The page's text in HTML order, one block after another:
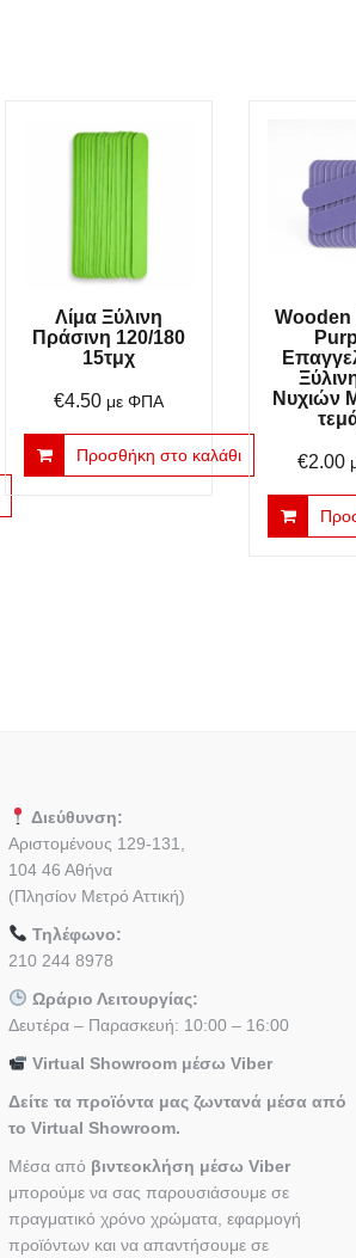
Λίμα Ξύλινη
Πράσινη 120/180
15τμχ
€4.50 με ΦΠΑ
Προσθήκη στο καλάθι
Wooden
Νυχιών
€2.00
Διεύθυνση:
Αριστομένους 129-131,
104 46 Αθήνα
(Πλησίον Μετρό Αττική)
Τηλέφωνο:
210 244 8978
Ωράριο Λειτουργίας:
Δευτέρα – Παρασκευή: 10:00 – 16:00
Virtual Showroom μέσω Viber
Δείτε τα προϊόντα μας ζωντανά μέσα από
το Virtual Showroom.
Μέσα από βιντεοκλήση μέσω Viber
μπορούμε να σας παρουσιάσουμε σε
πραγματικό χρόνο χρώματα, εφαρμογή
προϊόντων και να απαντήσουμε σε